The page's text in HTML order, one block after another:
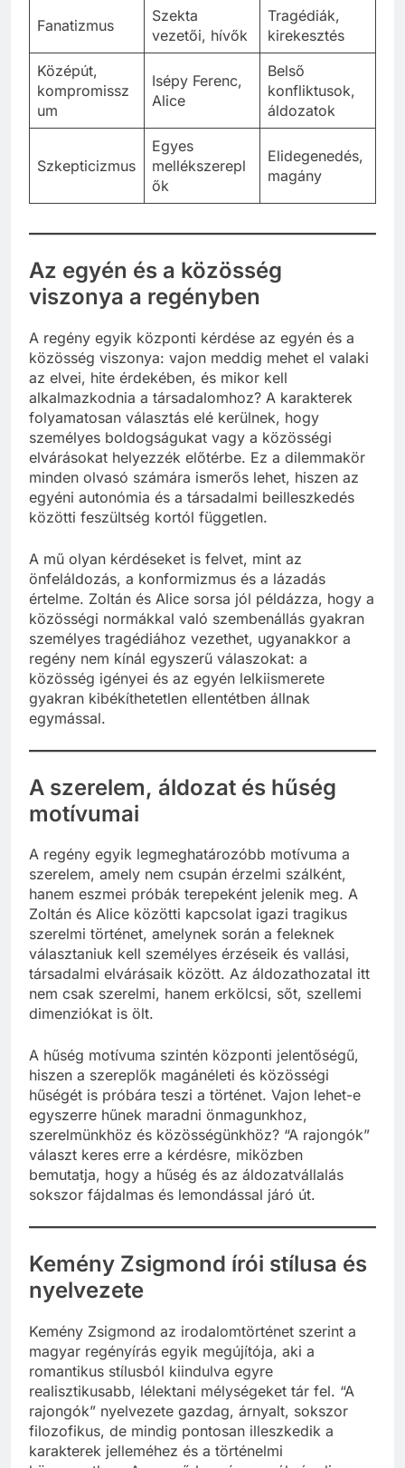
Fanatizmus
Szekta
vezetői, hívők
Tragédiák,
kirekesztés
Középút,
kompromissz
um
Isépy Ferenc,
Alice
Belső
konfliktusok,
áldozatok
Szkepticizmus
Egyes
mellékszerepl
ők
Elidegenedés,
magány
Az egyén és a közösség
viszonya a regényben
A regény egyik központi kérdése az egyén és a
közösség viszonya: vajon meddig mehet el valaki
az elvei, hite érdekében, és mikor kell
alkalmazkodnia a társadalomhoz? A karakterek
folyamatosan választás elé kerülnek, hogy
személyes boldogságukat vagy a közösségi
elvárásokat helyezzék előtérbe. Ez a dilemmakör
minden olvasó számára ismerős lehet, hiszen az
egyéni autonómia és a társadalmi beilleszkedés
közötti feszültség kortól független.
A mű olyan kérdéseket is felvet, mint az
önfeláldozás, a konformizmus és a lázadás
értelme. Zoltán és Alice sorsa jól példázza, hogy a
közösségi normákkal való szembenállás gyakran
személyes tragédiához vezethet, ugyanakkor a
regény nem kínál egyszerű válaszokat: a
közösség igényei és az egyén lelkiismerete
gyakran kibékíthetetlen ellentétben állnak
egymással.
A szerelem, áldozat és hűség
motívumai
A regény egyik legmeghatározóbb motívuma a
szerelem, amely nem csupán érzelmi szálként,
hanem eszmei próbák terepeként jelenik meg. A
Zoltán és Alice közötti kapcsolat igazi tragikus
szerelmi történet, amelynek során a feleknek
választaniuk kell személyes érzéseik és vallási,
társadalmi elvárásaik között. Az áldozathozatal itt
nem csak szerelmi, hanem erkölcsi, sőt, szellemi
dimenziókat is ölt.
A hűség motívuma szintén központi jelentőségű,
hiszen a szereplők magánéleti és közösségi
hűségét is próbára teszi a történet. Vajon lehet-e
egyszerre hűnek maradni önmagunkhoz,
szerelmünkhöz és közösségünkhöz? “A rajongók”
választ keres erre a kérdésre, miközben
bemutatja, hogy a hűség és az áldozatvállalás
sokszor fájdalmas és lemondással járó út.
Kemény Zsigmond írói stílusa és
nyelvezete
Kemény Zsigmond az irodalomtörténet szerint a
magyar regényírás egyik megújítója, aki a
romantikus stílusból kiindulva egyre
realisztikusabb, lélektani mélységeket tár fel. “A
rajongók” nyelvezete gazdag, árnyalt, sokszor
filozofikus, de mindig pontosan illeszkedik a
karakterek jelleméhez és a történelmi